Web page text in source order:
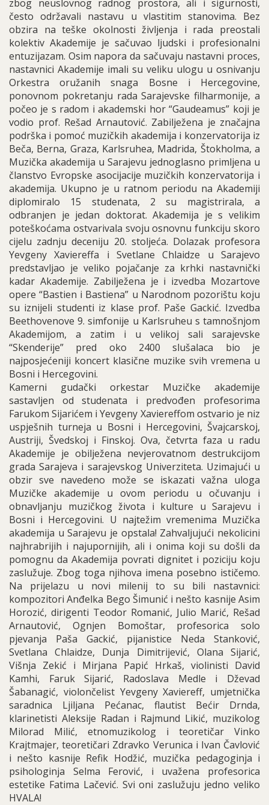
zbog neuslovnog radnog prostora, ali i sigurnosti,
često održavali nastavu u vlastitim stanovima. Bez
obzira na teške okolnosti življenja i rada preostali
kolektiv Akademije je sačuvao ljudski i profesionalni
entuzijazam. Osim napora da sačuvaju nastavni proces,
nastavnici Akademije imali su veliku ulogu u osnivanju
Orkestra oružanih snaga Bosne i Hercegovine,
ponovnom pokretanju rada Sarajevske filharmonije, a
počeo je s radom i akademski hor “Gaudeamus” koji je
vodio prof. Rešad Arnautović. Zabilježena je značajna
podrška i pomoć muzičkih akademija i konzervatorija iz
Beča, Berna, Graza, Karlsruhea, Madrida, Štokholma, a
Muzička akademija u Sarajevu jednoglasno primljena u
članstvo Evropske asocijacije muzičkih konzervatorija i
akademija. Ukupno je u ratnom periodu na Akademiji
diplomiralo 15 studenata, 2 su magistrirala, a
odbranjen je jedan doktorat. Akademija je s velikim
poteškoćama ostvarivala svoju osnovnu funkciju skoro
cijelu zadnju deceniju 20. stoljeća. Dolazak profesora
Yevgeny Xaviereffa i Svetlane Chlaidze u Sarajevo
predstavljao je veliko pojačanje za krhki nastavnički
kadar Akademije. Zabilježena je i izvedba Mozartove
opere “Bastien i Bastiena” u Narodnom pozorištu koju
su iznijeli studenti iz klase prof. Paše Gackić. Izvedba
Beethovenove 9. simfonije u Karlsruheu s tamnošnjom
Akademijom, a zatim i u velikoj sali sarajevske
“Skenderije” pred oko 2400 slušalaca bio je
najposjećeniji koncert klasične muzike svih vremena u
Bosni i Hercegovini.
Kamerni gudački orkestar Muzičke akademije
sastavljen od studenata i predvođen profesorima
Farukom Sijarićem i Yevgeny Xaviereffom ostvario je niz
uspješnih turneja u Bosni i Hercegovini, Švajcarskoj,
Austriji, Švedskoj i Finskoj. Ova, četvrta faza u radu
Akademije je obilježena nevjerovatnom destrukcijom
grada Sarajeva i sarajevskog Univerziteta. Uzimajući u
obzir sve navedeno može se iskazati važna uloga
Muzičke akademije u ovom periodu u očuvanju i
obnavljanju muzičkog života i kulture u Sarajevu i
Bosni i Hercegovini. U najtežim vremenima Muzička
akademija u Sarajevu je opstala! Zahvaljujući nekolicini
najhrabrijih i najupornijih, ali i onima koji su došli da
pomognu da Akademija povrati dignitet i poziciju koju
zaslužuje. Zbog toga njihova imena posebno ističemo.
Na prijelazu u novi milenij to su bili nastavnici:
kompozitori Anđelka Bego Šimunić i nešto kasnije Asim
Horozić, dirigenti Teodor Romanić, Julio Marić, Rešad
Arnautović, Ognjen Bomoštar, profesorica solo
pjevanja Paša Gackić, pijanistice Neda Stanković,
Svetlana Chlaidze, Dunja Dimitrijević, Olana Sijarić,
Višnja Zekić i Mirjana Papić Hrkaš, violinisti David
Kamhi, Faruk Sijarić, Radoslava Medle i Dževad
Šabanagić, violončelist Yevgeny Xaviereff, umjetnička
saradnica Ljiljana Pećanac, flautist Bećir Drnda,
klarinetisti Aleksije Radan i Rajmund Likić, muzikolog
Milorad Milić, etnomuzikolog i teoretičar Vinko
Krajtmajer, teoretičari Zdravko Verunica i Ivan Čavlović
i nešto kasnije Refik Hodžić, muzička pedagoginja i
psihologinja Selma Ferović, i uvažena profesorica
estetike Fatima Lačević. Svi oni zaslužuju jedno veliko
HVALA!